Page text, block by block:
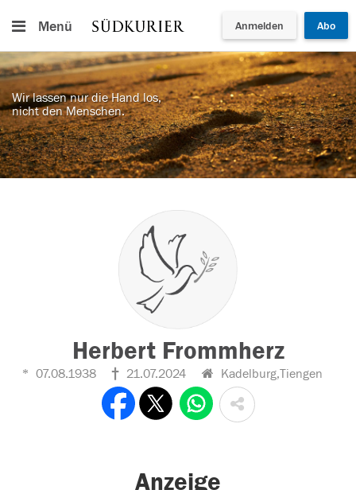
Menü Anmelden Abo
Wir lassen nur die Hand los,
nicht den Menschen.
Herbert Frommherz
07.08.1938 21.07.2024 Kadelburg,Tiengen
Anzeige